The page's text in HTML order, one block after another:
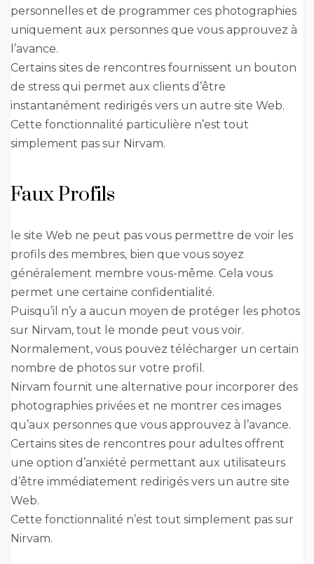
personnelles et de programmer ces photographies
uniquement aux personnes que vous approuvez à
l’avance.
Certains sites de rencontres fournissent un bouton
de stress qui permet aux clients d’être
instantanément redirigés vers un autre site Web.
Cette fonctionnalité particulière n’est tout
simplement pas sur Nirvam.
Faux Profils
le site Web ne peut pas vous permettre de voir les
profils des membres, bien que vous soyez
généralement membre vous-même. Cela vous
permet une certaine confidentialité.
Puisqu’il n’y a aucun moyen de protéger les photos
sur Nirvam, tout le monde peut vous voir.
Normalement, vous pouvez télécharger un certain
nombre de photos sur votre profil.
Nirvam fournit une alternative pour incorporer des
photographies privées et ne montrer ces images
qu’aux personnes que vous approuvez à l’avance.
Certains sites de rencontres pour adultes offrent
une option d’anxiété permettant aux utilisateurs
d’être immédiatement redirigés vers un autre site
Web.
Cette fonctionnalité n’est tout simplement pas sur
Nirvam.